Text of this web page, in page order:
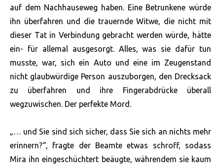
auf dem Nachhauseweg haben. Eine Betrunkene würde
ihn überfahren und die trauernde Witwe, die nicht mit
dieser Tat in Verbindung gebracht werden würde, hätte
ein- für allemal ausgesorgt. Alles, was sie dafür tun
musste, war, sich ein Auto und eine im Zeugenstand
nicht glaubwürdige Person auszuborgen, den Drecksack
zu überfahren und ihre Fingerabdrücke überall
wegzuwischen. Der perfekte Mord.
„… und Sie sind sich sicher, dass Sie sich an nichts mehr
erinnern?“, fragte der Beamte etwas schroff, sodass
Mira ihn eingeschüchtert beäugte, währendem sie kaum